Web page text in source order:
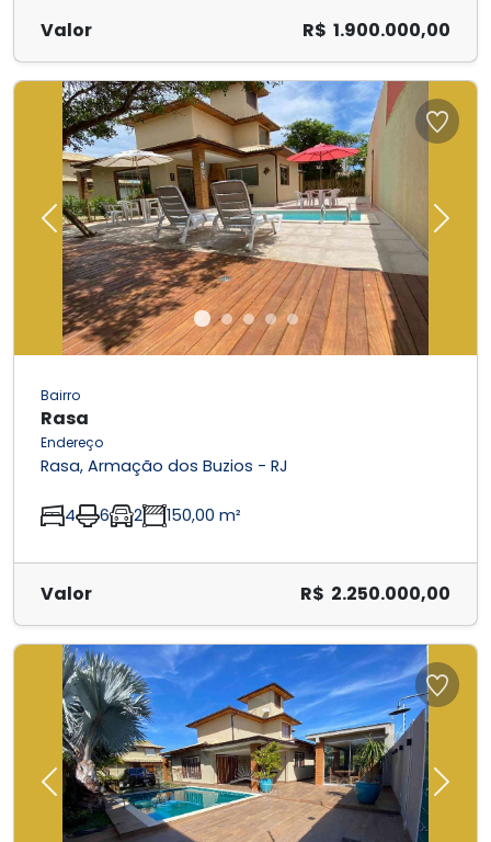
Valor R$ 1.900.000,00
Previous Next
Bairro
Rasa
Endereço
Rasa, Armação dos Buzios - RJ
4 6 2 150,00 m²
Valor R$ 2.250.000,00
Previous Next